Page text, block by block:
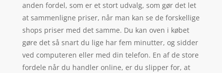
anden fordel, som er et stort udvalg, som gør det let
at sammenligne priser, når man kan se de forskellige
shops priser med det samme. Du kan oven i købet
gøre det så snart du lige har fem minutter, og sidder
ved computeren eller med din telefon. En af de store
fordele når du handler online, er du slipper for, at